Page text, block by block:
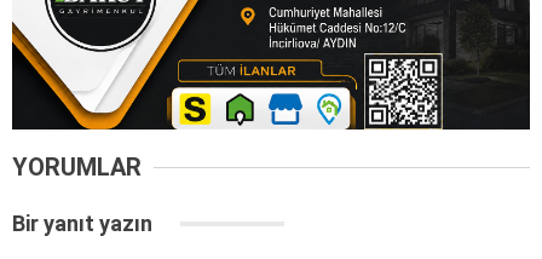
YORUMLAR
Bir yanıt yazın